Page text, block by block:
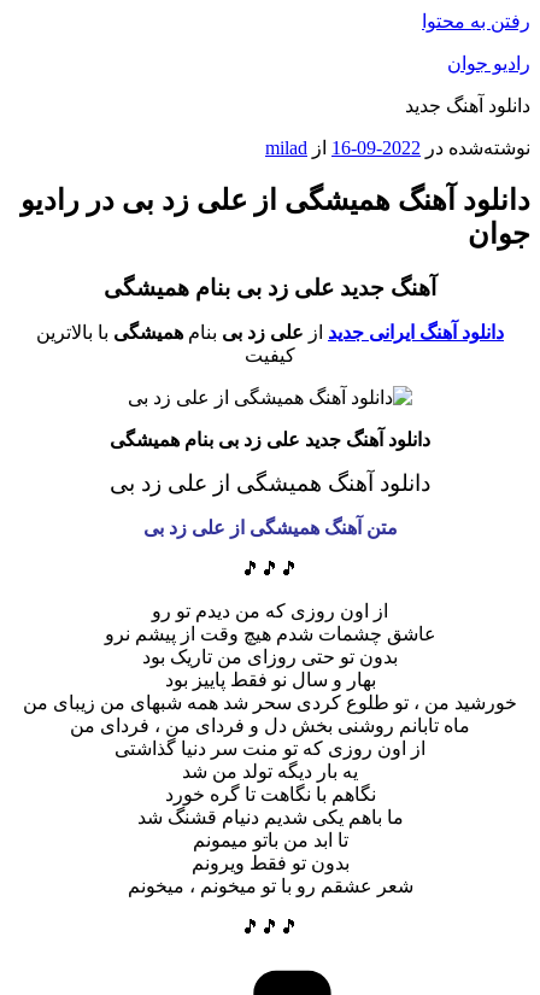
رفتن به محتوا
رادیو جوان
دانلود آهنگ جدید
نوشته‌شده در 2022-09-16 از milad
دانلود آهنگ همیشگی از علی زد بی در رادیو
جوان
آهنگ جدید علی زد بی بنام همیشگی
دانلود آهنگ ایرانی جدید از علی زد بی بنام همیشگی با بالاترین
کیفیت
دانلود آهنگ جدید علی زد بی بنام همیشگی
دانلود آهنگ همیشگی از علی زد بی
متن آهنگ همیشگی از علی زد بی
🎵🎵🎵
از اون روزی که من دیدم تو رو
عاشق چشمات شدم هیچ وقت از پیشم نرو
بدون تو حتی روزای من تاریک بود
بهار و سال نو فقط پاییز بود
خورشید من ، تو طلوع کردی سحر شد همه شبهای من زیبای من
ماه تابانم روشنی بخش دل و فردای من ، فردای من
از اون روزی که تو منت سر دنیا گذاشتی
یه بار دیگه تولد من شد
نگاهم با نگاهت تا گره خورد
ما باهم یکی شدیم دنیام قشنگ شد
تا ابد من باتو میمونم
بدون تو فقط ویرونم
شعر عشقم رو با تو میخونم ، میخونم
🎵🎵🎵